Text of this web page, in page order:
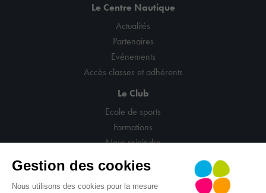
Le Centre Nautique
Actualités
Partenaires
Evénements
Accès classes et adhérents
Le Club
Ecole de sports
Formations
Nous rejoindre
Gestion des cookies
Nous utilisons des cookies pour la mesure